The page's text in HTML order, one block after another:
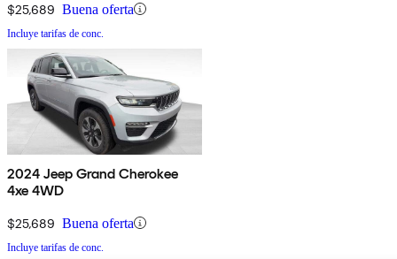
$25,689 Buena oferta
Incluye tarifas de conc.
2024 Jeep Grand Cherokee
4xe 4WD
$25,689 Buena oferta
Incluye tarifas de conc.